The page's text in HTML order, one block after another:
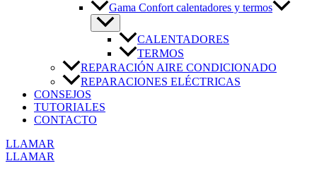
Gama Confort calentadores y termos
CALENTADORES
TERMOS
REPARACIÓN AIRE CONDICIONADO
REPARACIONES ELÉCTRICAS
CONSEJOS
TUTORIALES
CONTACTO
LLAMAR
LLAMAR